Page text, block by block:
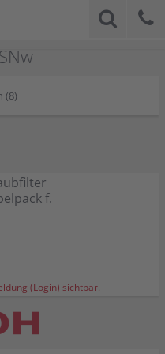
(8)
f.
(Login) sichtbar.